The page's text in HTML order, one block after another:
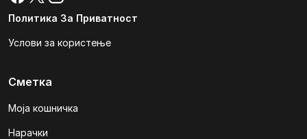
Политика За Приватност
Услови за користење
Сметка
Моја кошничка
Нарачки